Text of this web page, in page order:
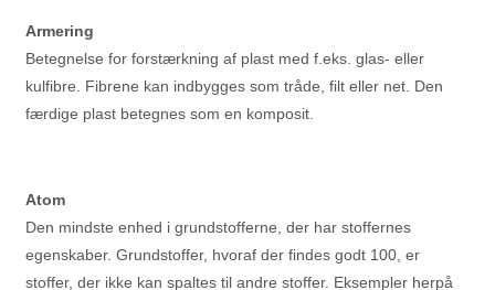
Armering
Betegnelse for forstærkning af plast med f.eks. glas- eller
kulfibre. Fibrene kan indbygges som tråde, filt eller net. Den
færdige plast betegnes som en komposit.
Atom
Den mindste enhed i grundstofferne, der har stoffernes
egenskaber. Grundstoffer, hvoraf der findes godt 100, er
stoffer, der ikke kan spaltes til andre stoffer. Eksempler herpå